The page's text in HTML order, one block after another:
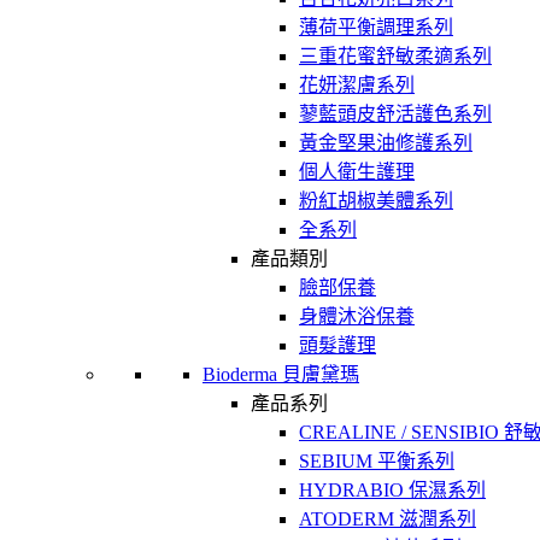
薄荷平衡調理系列
三重花蜜舒敏柔適系列
花妍潔膚系列
蓼藍頭皮舒活護色系列
黃金堅果油修護系列
個人衛生護理
粉紅胡椒美體系列
全系列
產品類別
臉部保養
身體沐浴保養
頭髮護理
Bioderma 貝膚黛瑪
產品系列
CREALINE / SENSIBIO 舒
SEBIUM 平衡系列
HYDRABIO 保濕系列
ATODERM 滋潤系列